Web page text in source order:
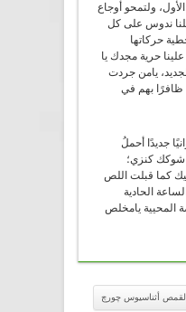
ولتمحو أوجاع
ندوس على كل
حركاتها
حرية مجدك يا
يامن جردت
ظافرًا بهم في
جديدًا أحملُ
شوكك كنزي؛
كما قبلت اللص
الحادية
المحيية يامخلص
أثناسيوس چورچ